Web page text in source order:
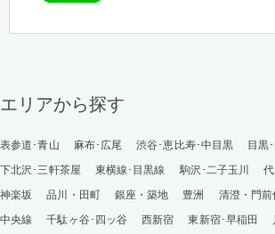
エリアから探す
表参道･青山 麻布･広尾 渋谷･恵比寿･中目黒
目黒
下北沢･三軒茶屋
東横線･目黒線 駒沢･二子玉川
神楽坂
品川・田町 銀座・築地 豊洲 清澄・門前
中央線
千駄ヶ谷･四ッ谷 西新宿 東新宿･早稲田